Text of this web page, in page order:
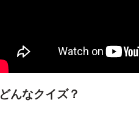
どんなクイズ？